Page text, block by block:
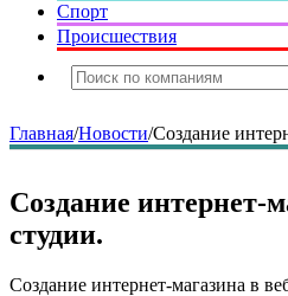
Спорт
Происшествия
Главная/Новости/Создание
Создание интернет-
студии.
Создание интернет-магазина в